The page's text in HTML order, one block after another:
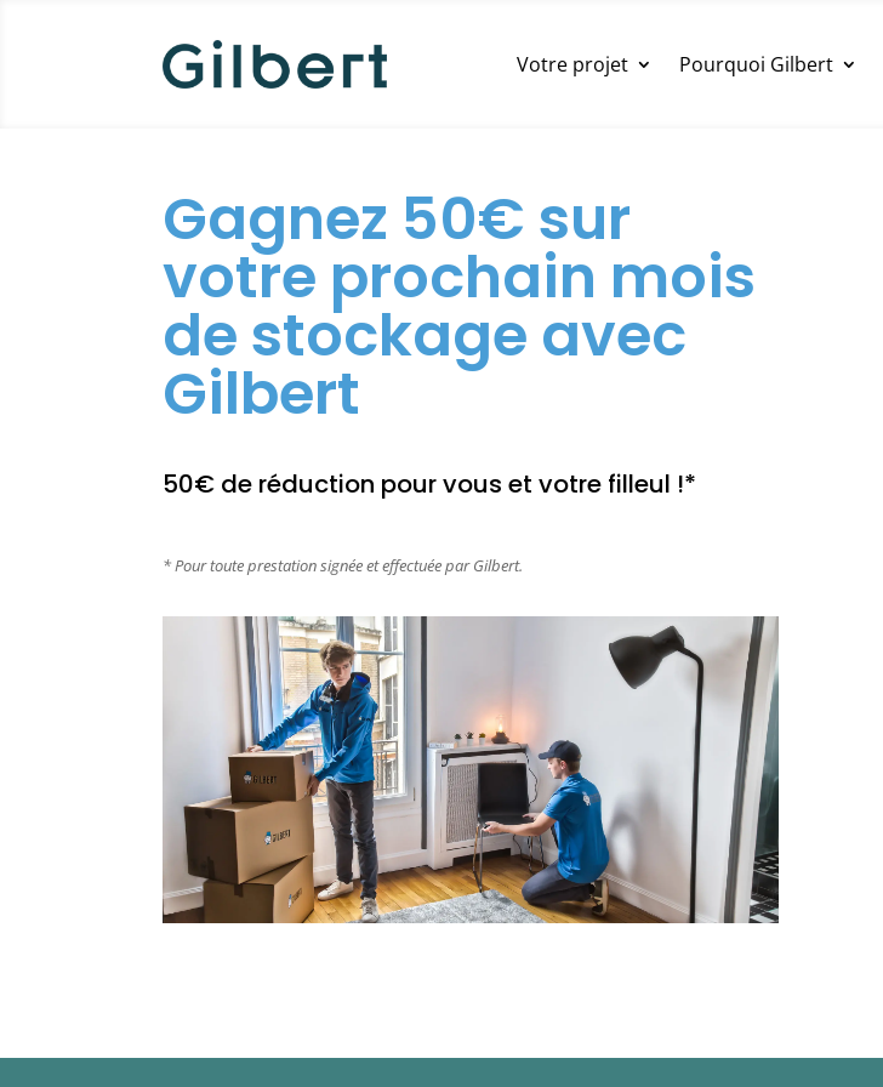
Votre projet Pourquoi Gilbert
Gagnez 50€ sur
votre prochain mois
de stockage avec
Gilbert
50€ de réduction pour vous et votre filleul !*
* Pour toute prestation signée et effectuée par Gilbert.